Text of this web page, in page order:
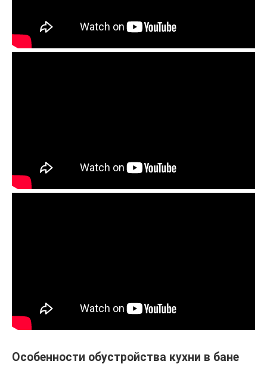
Особенности обустройства кухни в бане